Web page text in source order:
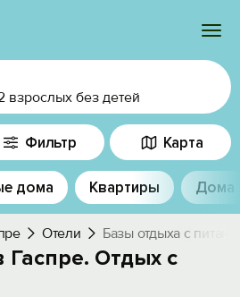
объект
взрослыхбез детей
Фильтр Карта
дома Квартиры Дома
Отели Базы отдыха с
Гаспре. Отдых с